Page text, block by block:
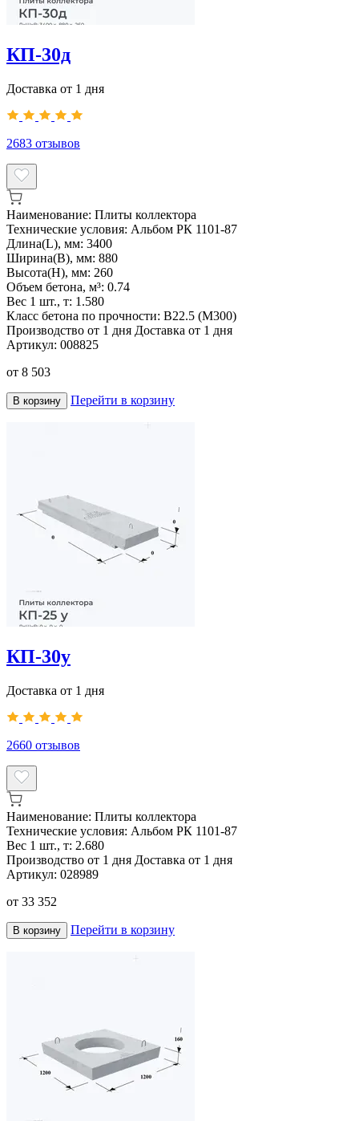
КП-30д
Доставка от 1 дня
2683 отзывов
Наименование: Плиты коллектора
Технические условия: Альбом РК 1101-87
Длина(L), мм: 3400
Ширина(B), мм: 880
Высота(H), мм: 260
Объем бетона, м³: 0.74
Вес 1 шт., т: 1.580
Класс бетона по прочности: В22.5 (М300)
Производство от 1 дня Доставка от 1 дня
Артикул: 008825
от 8 503
В корзину Перейти в корзину
КП-30у
Доставка от 1 дня
2660 отзывов
Наименование: Плиты коллектора
Технические условия: Альбом РК 1101-87
Вес 1 шт., т: 2.680
Производство от 1 дня Доставка от 1 дня
Артикул: 028989
от 33 352
В корзину Перейти в корзину